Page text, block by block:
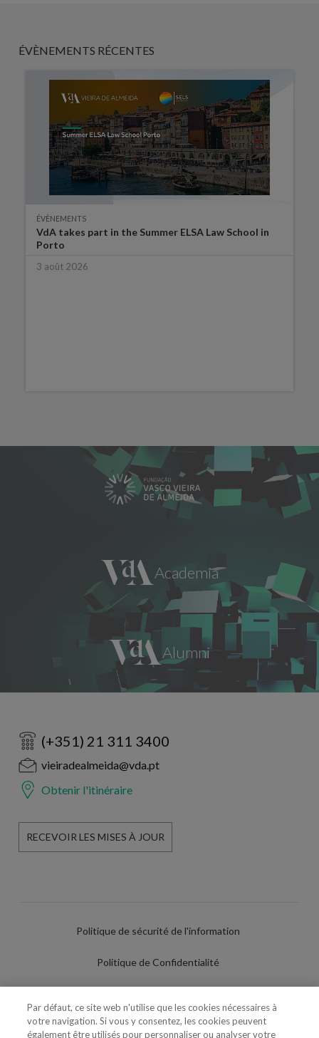
ÉVÈNEMENTS RÉCENTES
ÉVÈNEMENTS
VdA takes part in the Summer ELSA Law School in
Porto
3 août 2026
(+351) 21 311 3400
vieiradealmeida@vda.pt
Obtenir l'itinéraire
RECEVOIR LES MISES À JOUR
Politique de sécurité de l'information
Politique de Confidentialité
Politique de Cookies
Par défaut, ce site web n'utilise que les cookies nécessaires à
votre navigation. Si vous y consentez, les cookies peuvent
également être utilisés pour personnaliser ou analyser votre